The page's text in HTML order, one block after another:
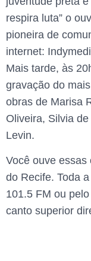
respira luta” o
pioneira de
internet:
Mais tarde, às
gravação do
obras de Marisa
Oliveira, Silvia
Levin.
Você ouve
do Recife. Toda
101.5 FM ou
canto superior